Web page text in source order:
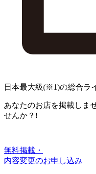
日本最大級(※1)の総合ラ
あなたのお店を掲載しま
せんか？!
無料掲載・
内容変更のお申し込み